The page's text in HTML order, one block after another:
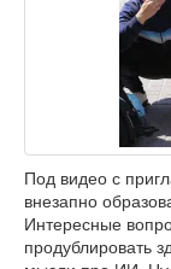
Под видео с
внезапно
Интересные
продублировать